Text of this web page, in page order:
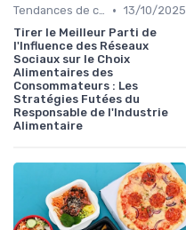
Tendances de consommation • 13/10/2025
Tirer le Meilleur Parti de
l'Influence des Réseaux
Sociaux sur le Choix
Alimentaires des
Consommateurs : Les
Stratégies Futées du
Responsable de l'Industrie
Alimentaire